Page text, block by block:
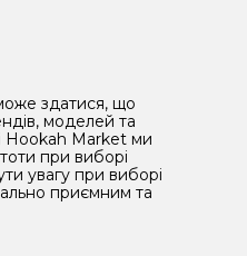
здатися, що
моделей та
Hookah Market ми
при виборі
увагу при виборі
приємним та